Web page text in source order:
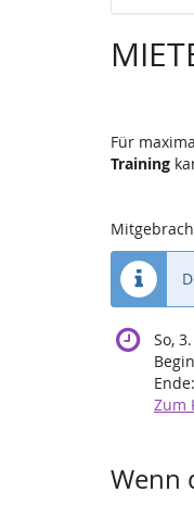
Für
Training
So,
Ende:
Zum
Wenn